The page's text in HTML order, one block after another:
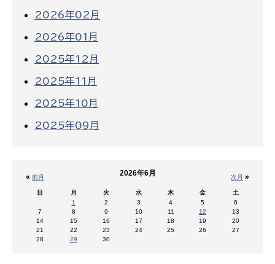
2026年02月
2026年01月
2025年12月
2025年11月
2025年10月
2025年09月
« 前月 次月 »
2026年6月
日 月 火 水 木 金
土
1
2 3 4 5
6
7
8 9 10 11 12
13
14
15 16 17 18 19
20
21
22 23 24 25 26
27
28
29 30